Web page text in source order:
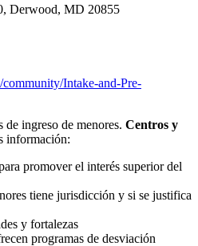
Derwood, MD 20855
Intake-and-Pre-
de ingreso de menores. Centros y
información:
promover el interés superior del
tiene jurisdicción y si se justifica
y fortalezas
programas de desviación